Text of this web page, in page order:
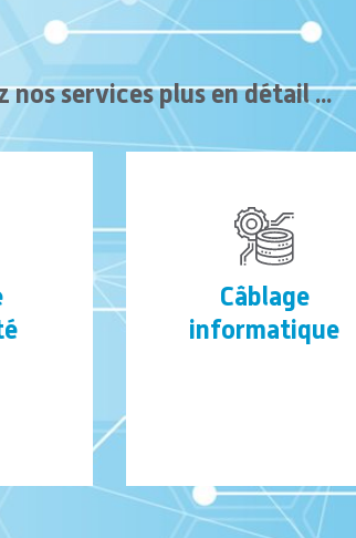
nos services plus en détail ...
Câblage
informatique
Next